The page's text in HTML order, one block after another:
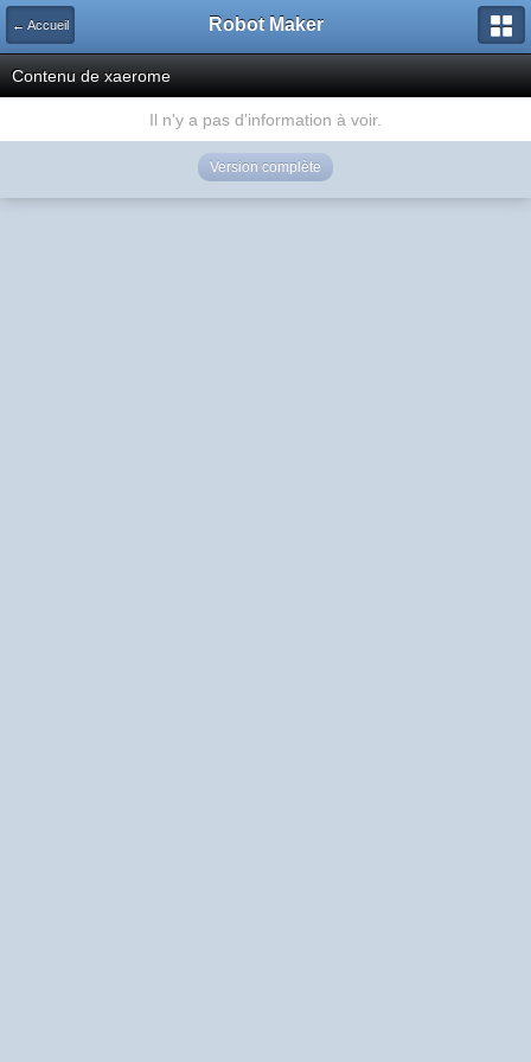
← Accueil Robot Maker
Contenu de xaerome
Il n'y a pas d'information à voir.
Version complète